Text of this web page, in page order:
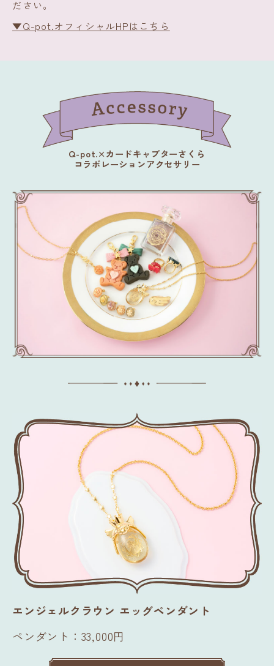
ださい。
▼Q-pot.オフィシャルHPはこちら
Q-pot.×カードキャプターさくら
コラボレーションアクセサリー
エンジェルクラウン エッグペンダント
ペンダント：33,000円